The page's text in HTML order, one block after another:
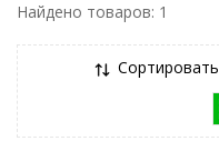
Найдено товаров: 1